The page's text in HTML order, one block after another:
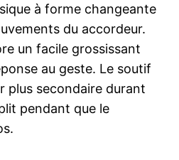
à forme changeante
du accordeur.
un facile grossissant
au geste. Le soutif
plus secondaire durant
pendant que le